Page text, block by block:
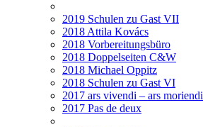
2019 Schulen zu Gast VII
2018 Attila Kovács
2018 Vorbereitungsbüro
2018 Doppelseiten C&W
2018 Michael Oppitz
2018 Schulen zu Gast VI
2017 ars vivendi – ars moriendi
2017 Pas de deux